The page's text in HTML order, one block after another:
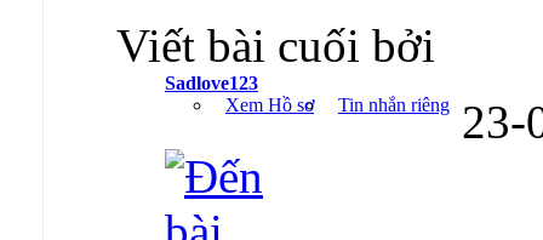
Viết bài cuối bởi
Sadlove123
Xem Hồ sơ
Tin nhắn riêng 23-